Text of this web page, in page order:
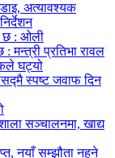
अत्यावश्यक
छ : ओली
मन्त्री प्रतिभा रावल
घट्यो
स्पष्ट जवाफ दिन
सञ्चालनमा, खाद्य
नयाँ सम्झौता नहुने